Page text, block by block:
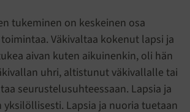
tukeminen on keskeinen osa
Väkivaltaa kokenut lapsi ja
aivan kuten aikuinenkin, oli hän
uhri, altistunut väkivallalle tai
seurustelusuhteessaan. Lapsia ja
Lapsia ja nuoria tuetaan